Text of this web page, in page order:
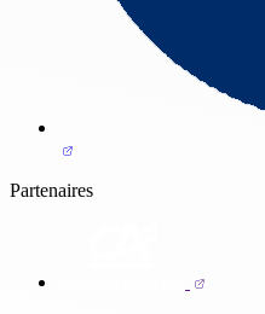
Partenaires